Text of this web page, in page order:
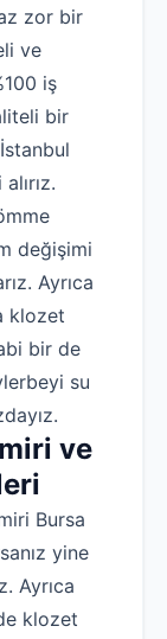
zor bir
ve
iş
bir
değişimi
Ayrıca
klozet
bir de
su
ve
Bursa
yine
Ayrıca
klozet